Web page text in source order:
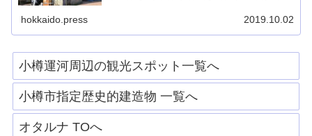
hokkaido.press 2019.10.02
小樽運河周辺の観光スポット一覧へ
小樽市指定歴史的建造物 一覧へ
オタルナ TOへ